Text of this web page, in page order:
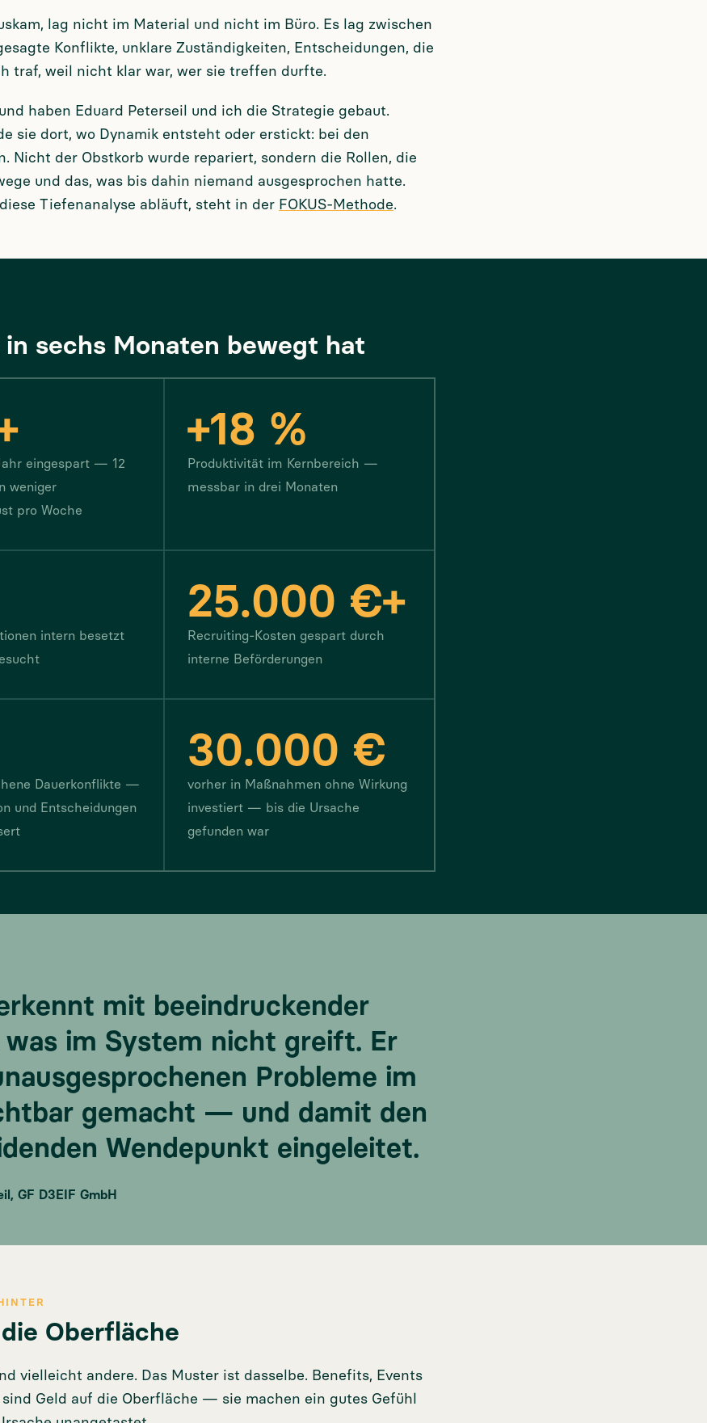
lag nicht im Material und nicht im Büro. Es lag zwischen
Konflikte, unklare Zuständigkeiten, Entscheidungen, die
traf, weil nicht klar war, wer sie treffen durfte.
haben Eduard Peterseil und ich die Strategie gebaut.
sie dort, wo Dynamik entsteht oder erstickt: bei den
Nicht der Obstkorb wurde repariert, sondern die Rollen, die
und das, was bis dahin niemand ausgesprochen hatte.
Tiefenanalyse abläuft, steht in der FOKUS-Methode.
in sechs Monaten bewegt hat
eingespart — 12
weniger
pro Woche
+18 %
Produktivität im Kernbereich —
messbar in drei Monaten
intern besetzt
25.000 €+
Recruiting-Kosten gespart durch
interne Beförderungen
Dauerkonflikte —
und Entscheidungen
30.000 €
vorher in Maßnahmen ohne Wirkung
investiert — bis die Ursache
gefunden war
mit beeindruckender
was im System nicht greift. Er
Probleme im
gemacht — und damit den
Wendepunkt eingeleitet.
GF D3EIF GmbH
Oberfläche
vielleicht andere. Das Muster ist dasselbe. Benefits, Events
sind Geld auf die Oberfläche — sie machen ein gutes Gefühl